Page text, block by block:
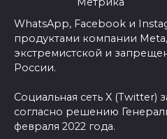
WhatsApp, Facebook и
продуктами компании
экстремистской и
России.
Социальная сеть X (Twitter)
согласно решению
февраля 2022 года.